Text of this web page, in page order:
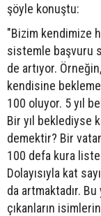
şöyle konuştu:
"Bizim kendimize
sistemle başvuru
de artıyor.
kendisine
100 oluyor. 5 yıl
Bir yıl beklediyse
demektir? Bir
100 defa kura
Dolayısıyla kat
da artmaktadır.
çıkanların